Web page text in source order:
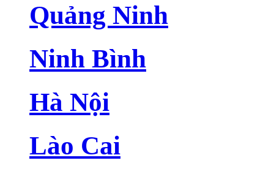
Quảng Ninh
Ninh Bình
Hà Nội
Lào Cai